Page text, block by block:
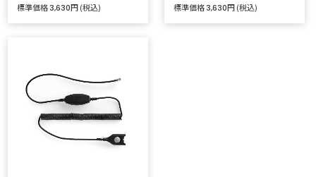
標準価格3,630円 (税込) 標準価格3,630円 (税込)